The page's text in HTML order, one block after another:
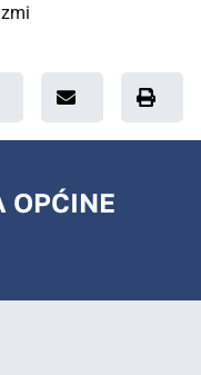
OPĆINE